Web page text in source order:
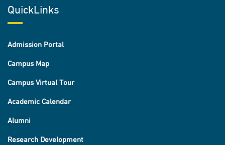
QuickLinks
Admission Portal
Campus Map
Campus Virtual Tour
Academic Calendar
Alumni
Research Development